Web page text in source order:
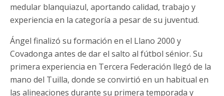
medular blanquiazul, aportando calidad, trabajo y
experiencia en la categoría a pesar de su juventud.
Ángel finalizó su formación en el Llano 2000 y
Covadonga antes de dar el salto al fútbol sénior. Su
primera experiencia en Tercera Federación llegó de la
mano del Tuilla, donde se convirtió en un habitual en
las alineaciones durante su primera temporada y